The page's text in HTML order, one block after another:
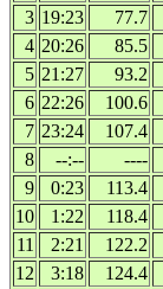
3 19:23 77.7
4 20:26 85.5
5 21:27 93.2
6 22:26 100.6
7 23:24 107.4
8
--:-- ----
9
0:23 113.4
10
1:22 118.4
11
2:21 122.2
12
3:18 124.4